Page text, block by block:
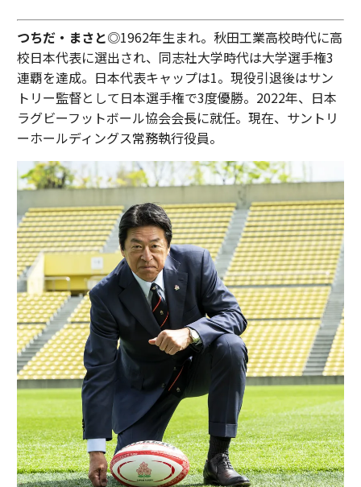
つちだ・まさと◎1962年生まれ。秋田工業高校時代に高
校日本代表に選出され、同志社大学時代は大学選手権3
連覇を達成。日本代表キャップは1。現役引退後はサン
トリー監督として日本選手権で3度優勝。2022年、日本
ラグビーフットボール協会会長に就任。現在、サントリ
ーホールディングス常務執行役員。